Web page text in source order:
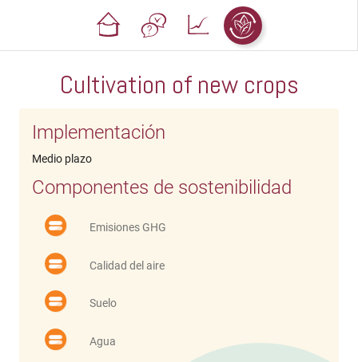
Cultivation of new crops
Implementación
Medio plazo
Componentes de sostenibilidad
Emisiones GHG
Calidad del aire
Suelo
Agua